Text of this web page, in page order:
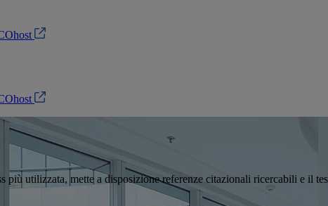
più utilizzata, mette a disposizione referenze citazionali ricercabili e il